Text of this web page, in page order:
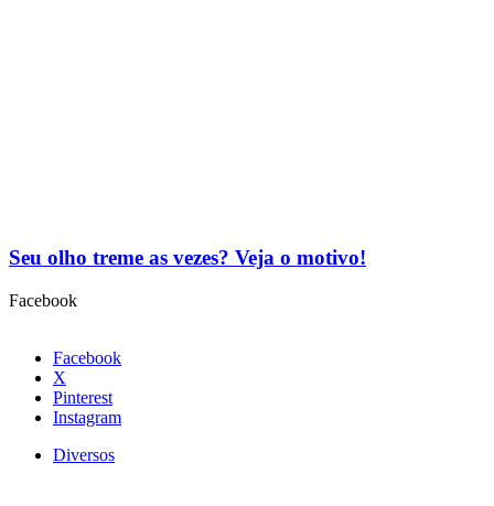
Seu olho treme as vezes? Veja o motivo!
Facebook
Facebook
X
Pinterest
Instagram
Diversos